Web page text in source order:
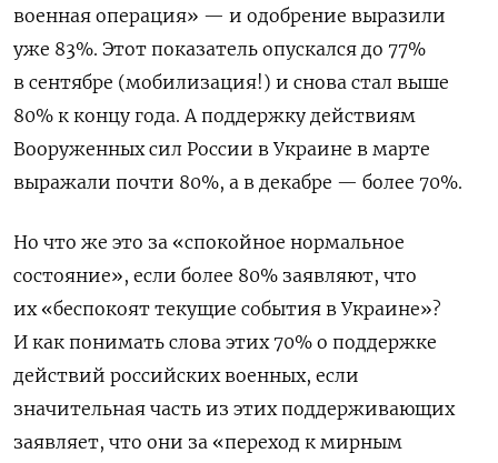
военная операция» — и одобрение выразили
уже 83%. Этот показатель опускался до 77%
в сентябре (мобилизация!) и снова стал выше
80% к концу года. А поддержку действиям
Вооруженных сил России в Украине в марте
выражали почти 80%, а в декабре — более 70%.
Но что же это за «спокойное нормальное
состояние», если более 80% заявляют, что
их «беспокоят текущие события в Украине»?
И как понимать слова этих 70% о поддержке
действий российских военных, если
значительная часть из этих поддерживающих
заявляет, что они за «переход к мирным